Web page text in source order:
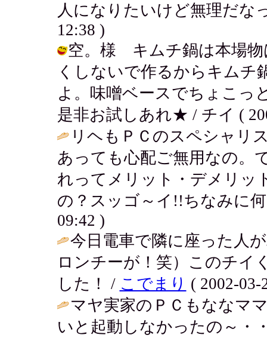
人になりたいけど無理だな
12:38 )
空。様 キムチ鍋は本場物
くしないで作るからキムチ
よ。味噌ベースでちょこっ
是非お試しあれ★ / チイ (
リヘもＰＣのスペシャリ
あっても心配ご無用なの。
れってメリット・デメリ
の？スッゴ～イ!!ちなみに
09:42 )
今日電車で隣に座った人
ロンチーが！笑）このチイ
した！ / こでまり ( 2002-03-
マヤ実家のＰＣもななマ
いと起動しなかったの～・